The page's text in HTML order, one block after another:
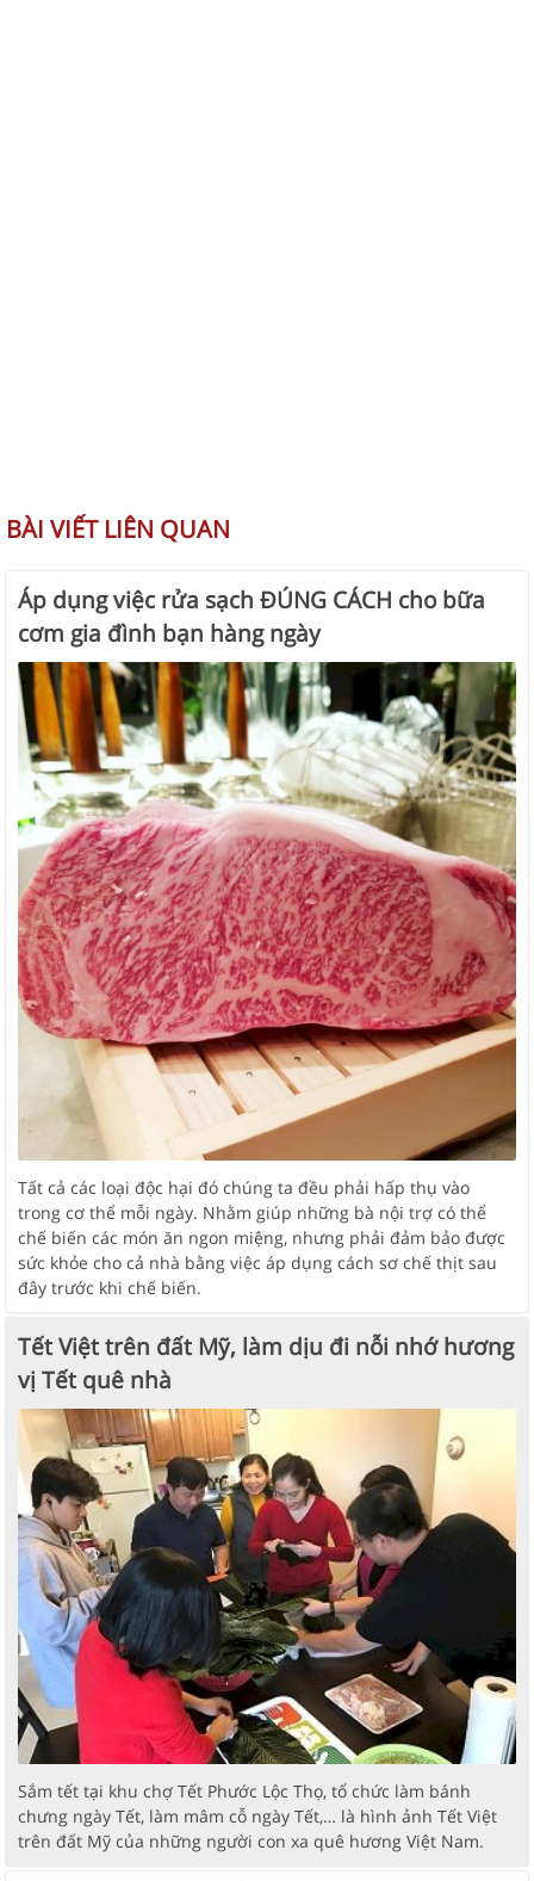
BÀI VIẾT LIÊN QUAN
Áp dụng việc rửa sạch ĐÚNG CÁCH cho bữa
cơm gia đình bạn hàng ngày
Tất cả các loại độc hại đó chúng ta đều phải hấp thụ vào
trong cơ thể mỗi ngày. Nhằm giúp những bà nội trợ có thể
chế biến các món ăn ngon miệng, nhưng phải đảm bảo được
sức khỏe cho cả nhà bằng việc áp dụng cách sơ chế thịt sau
đây trước khi chế biến.
Tết Việt trên đất Mỹ, làm dịu đi nỗi nhớ hương
vị Tết quê nhà
Sắm tết tại khu chợ Tết Phước Lộc Thọ, tổ chức làm bánh
chưng ngày Tết, làm mâm cỗ ngày Tết,… là hình ảnh Tết Việt
trên đất Mỹ của những người con xa quê hương Việt Nam.